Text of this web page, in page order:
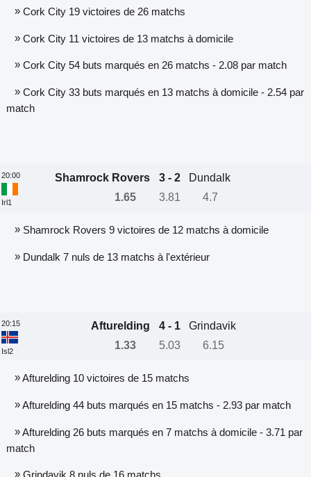
»Cork City 19 victoires de 26 matchs
»Cork City 11 victoires de 13 matchs à domicile
»Cork City 54 buts marqués en 26 matchs - 2.08 par match
»Cork City 33 buts marqués en 13 matchs à domicile - 2.54 par
match
20:00
Irl1
Shamrock Rovers 3 - 2
Dundalk
1.65
3.81 4.7
»Shamrock Rovers 9 victoires de 12 matchs à domicile
»Dundalk 7 nuls de 13 matchs à l'extérieur
20:15
Isl2
Afturelding 4 - 1
Grindavik
1.33
5.03 6.15
»Afturelding 10 victoires de 15 matchs
»Afturelding 44 buts marqués en 15 matchs - 2.93 par match
»Afturelding 26 buts marqués en 7 matchs à domicile - 3.71 par
match
»